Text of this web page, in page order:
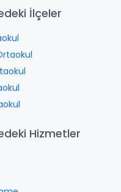
İlçeler
Hizmetler